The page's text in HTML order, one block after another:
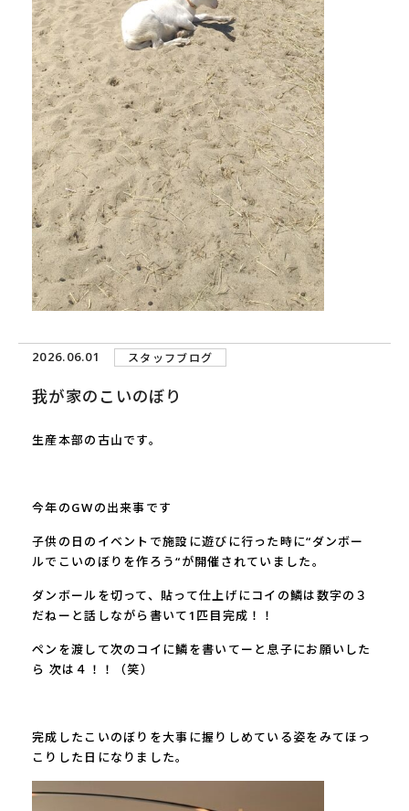
2026.06.01 スタッフブログ
我が家のこいのぼり
生産本部の古山です。
今年のGWの出来事です
子供の日のイベントで施設に遊びに行った時に“ダンボー
ルでこいのぼりを作ろう“が開催されていました。
ダンボールを切って、貼って仕上げにコイの鱗は数字の３
だねーと話しながら書いて1 匹目完成！！
ペンを渡して次のコイに鱗を書いてーと息子にお願いした
ら 次は４！！（笑）
完成したこいのぼりを大事に握りしめている姿をみてほっ
こりした日になりました。